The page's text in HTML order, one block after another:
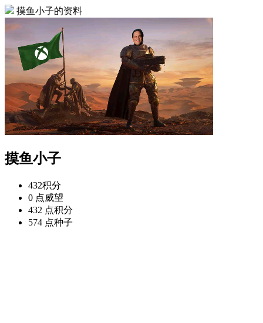
摸鱼小子的资料
摸鱼小子
432积分
0 点威望
432 点积分
574 点种子